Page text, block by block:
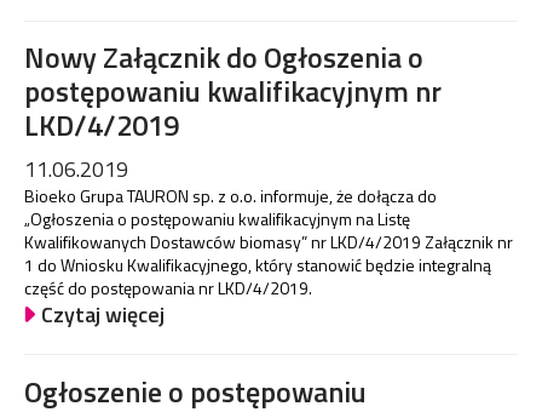
Nowy Załącznik do Ogłoszenia o
postępowaniu kwalifikacyjnym nr
LKD/4/2019
11.06.2019
Bioeko Grupa TAURON sp. z o.o. informuje, że dołącza do
„Ogłoszenia o postępowaniu kwalifikacyjnym na Listę
Kwalifikowanych Dostawców biomasy” nr LKD/4/2019 Załącznik nr
1 do Wniosku Kwalifikacyjnego, który stanowić będzie integralną
część do postępowania nr LKD/4/2019.
Czytaj więcej
Ogłoszenie o postępowaniu